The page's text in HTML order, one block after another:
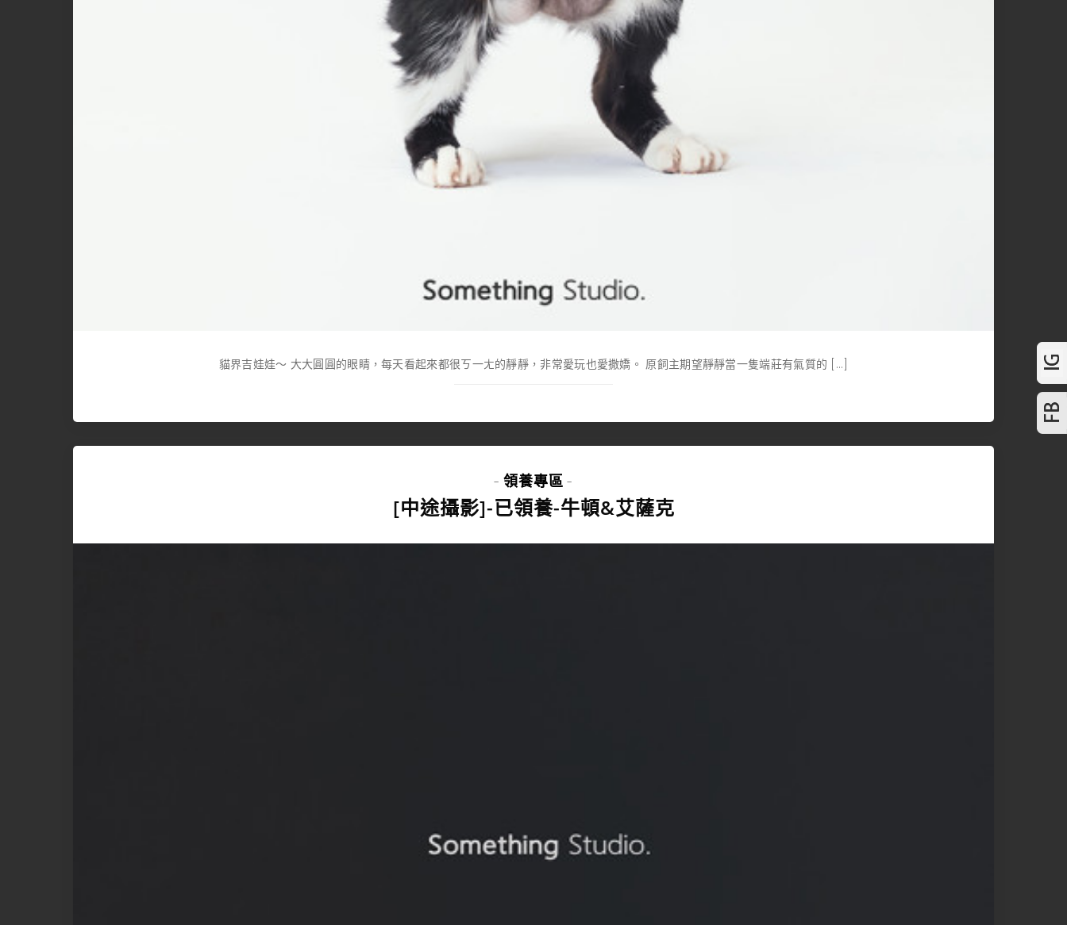
貓界吉娃娃～ 大大圓圓的眼睛，每天看起來都很ㄎ一ㄤ的靜靜，非常愛玩也愛撒嬌。 原飼主期望靜靜當一隻端莊有氣質的 […]
- 領養專區 -
[中途攝影]-已領養-牛頓&艾薩克